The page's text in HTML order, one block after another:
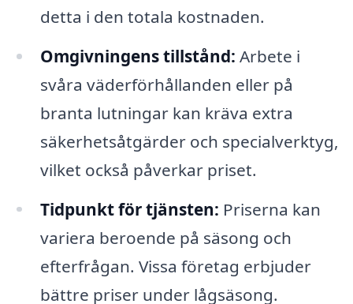
detta i den totala kostnaden.
Omgivningens tillstånd: Arbete i
svåra väderförhållanden eller på
branta lutningar kan kräva extra
säkerhetsåtgärder och specialverktyg,
vilket också påverkar priset.
Tidpunkt för tjänsten: Priserna kan
variera beroende på säsong och
efterfrågan. Vissa företag erbjuder
bättre priser under lågsäsong.